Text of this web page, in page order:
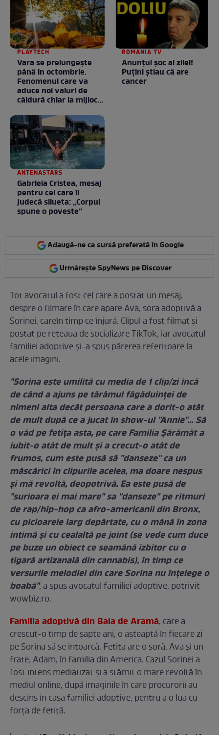
PLAYTECH
Vara se prelungeşte
până în octombrie.
Fenomenul care va
aduce noi valuri de
căldură chiar la mijlocul
ROMANIA TV
Anunţul şoc al zilei!
Puţini ştiau că are
cancer
ANTENASTARS
Gabriela Cristea, mesaj
pentru cei care îi
judecă silueta: „Corpul
spune o poveste”
Adaugă-ne ca sursă preferată în Google
Urmărește SpyNews pe Discover
Tot avocatul a fost cel care a postat un mesaj,
despre o filmare în care apare Ava, sora adoptivă a
Sorinei, careîn timp ce înjură. Clipul a fost filmat și
postat pe rețeaua de socializare TikTok, iar avocatul
familiei adoptive și-a spus părerea referitoare la
acele imagini.
"Sorina este umilită cu media de 1 clip/zi încă
de când a ajuns pe tărâmul făgăduinței de
nimeni alta decât persoana care a dorit-o atât
de mult după ce a jucat în show-ul "Annie"... Să
o văd pe fetița asta, pe care Familia Șărămăt a
iubit-o atât de mult și a crecut-o atât de
frumos, cum este pusă să "danseze" ca un
măscărici în clipurile acelea, ma doare nespus
și mă revoltă, deopotrivă. Ea este pusă de
"surioara ei mai mare" sa "danseze" pe ritmuri
de rap/hip-hop ca afro-americanii din Bronx,
cu picioarele larg depărtate, cu o mână în zona
intimă și cu cealaltă pe joint (se vede cum duce
pe buze un obiect ce seamănă izbitor cu o
tigară artizanală din cannabis), în timp ce
versurile melodiei din care Sorina nu înțelege o
boabă", a spus avocatul familiei adoptive, potrivit
wowbiz.ro.
Familia adoptivă din Baia de Aramă, care a
crescut-o timp de șapte ani, o așteaptă în fiecare zi
pe Sorina să se întoarcă. Fetița are o soră, Ava și un
frate, Adam, în familia din America. Cazul Sorinei a
fost intens mediatizat și a stârnit o mare revoltă în
mediul online, după imaginile în care procurorii au
descins în casa familiei adoptive, pentru a o lua cu
forța de fetiță.